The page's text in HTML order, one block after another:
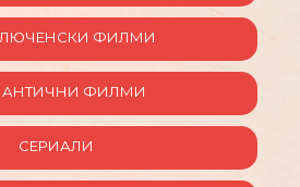
ФИЛМИ
ФИЛМИ
СЕРИАЛИ